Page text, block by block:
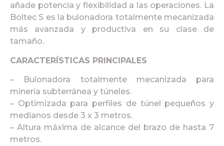
añade potencia y flexibilidad a las operaciones. La
Boltec S es la bulonadora totalmente mecanizada
más avanzada y productiva en su clase de
tamaño.
CARACTERÍSTICAS PRINCIPALES
– Bulonadora totalmente mecanizada para
minería subterránea y túneles.
– Optimizada para perfiles de túnel pequeños y
medianos desde 3 x 3 metros.
– Altura máxima de alcance del brazo de hasta 7
metros.